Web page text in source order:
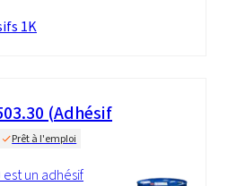
1K
(Adhésif
Prêt à l'emploi
est un adhésif